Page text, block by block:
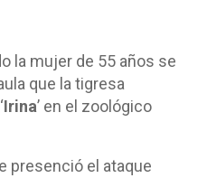
la mujer de 55 años se
que la tigresa
Irina’ en el zoológico
presenció el ataque